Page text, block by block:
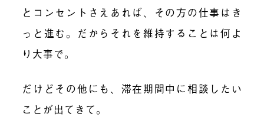
とコンセントさえあれば、その方の仕事はき
っと進む。だからそれを維持することは何よ
り大事で。
だけどその他にも、滞在期間中に相談したい
ことが出てきて。